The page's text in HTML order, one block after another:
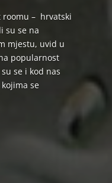
roomu – hrvatski
su se na
mjestu, uvid u
popularnost
se i kod nas
se